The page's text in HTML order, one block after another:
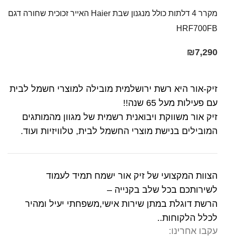
מקרר 4 דלתות כולל מנגנון שבת Haier האייר זכוכית שחורה דגם
HRF700FB
₪7,290
זיק-אור היא רשת ירושלמית מובילה למוצרי חשמל לבית
עם פעילות מעל 65 שנה!!
זיק אור משווקת ויבואנית רשמית של מגוון מהמותגים
המובילים בנישת מוצרי החשמל לבית, טלוויזיות ועוד.
הצוות המקצועי של זיק אור ישמח תמיד לעמוד
לשירותכם בכל שלב בקנייה –
הרשת דוגלת במתן שירות אישי,משפחתי יעיל ומהיר
לכלל הלקוחות..
עקבו אחרינו: